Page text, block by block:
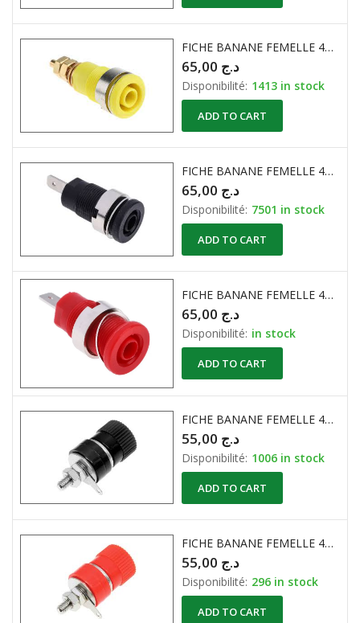
FICHE BANANE FEMELLE 4MM ISOLE 500V 10A JAUNE
د.ج
Disponibilité: 1413 in stock
ADD TO CART
FICHE BANANE FEMELLE 4MM ISOLE 500V 10A NOIR
د.ج
Disponibilité: 7501 in stock
ADD TO CART
FICHE BANANE FEMELLE 4MM ISOLE 500V 10A ROUGE
د.ج
Disponibilité: in stock
ADD TO CART
FICHE BANANE FEMELLE 4MM Non ISOLE 60V 24A NOIR
د.ج
Disponibilité: 1006 in stock
ADD TO CART
FICHE BANANE FEMELLE 4MM Non ISOLE 60V 24A ROUGE
د.ج
Disponibilité: 296 in stock
ADD TO CART